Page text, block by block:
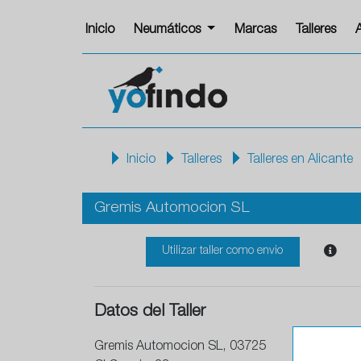
Inicio Neumáticos Marcas Talleres
Inicio Talleres Talleres en Alicante
Gremis Automocion SL
Utilizar taller como envio
Datos del Taller
Gremis Automocion SL, 03725